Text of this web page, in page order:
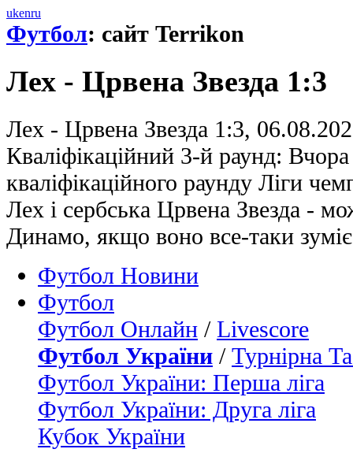
ukenru
Футбол: сайт Terrikon
Лех - Црвена Звезда 1:3
Лех - Црвена Звезда 1:3,
Кваліфікаційний 3-й раунд: Вчора
кваліфікаційного раунду Ліги
Лех і сербська Црвена Звезда -
Динамо, якщо воно все-таки
Футбол Новини
Футбол
Футбол Онлайн / Livescore
Футбол України / Турнірна
Футбол України: Перша ліга
Футбол України: Друга ліга
Кубок України